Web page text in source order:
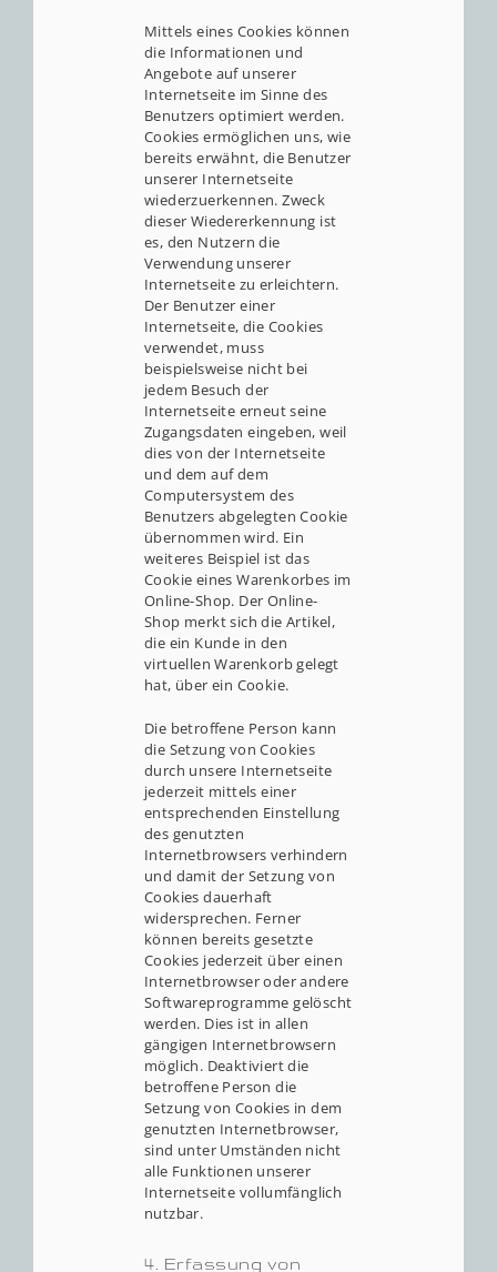
Mittels eines Cookies können
die Informationen und
Angebote auf unserer
Internetseite im Sinne des
Benutzers optimiert werden.
Cookies ermöglichen uns, wie
bereits erwähnt, die Benutzer
unserer Internetseite
wiederzuerkennen. Zweck
dieser Wiedererkennung ist
es, den Nutzern die
Verwendung unserer
Internetseite zu erleichtern.
Der Benutzer einer
Internetseite, die Cookies
verwendet, muss
beispielsweise nicht bei
jedem Besuch der
Internetseite erneut seine
Zugangsdaten eingeben, weil
dies von der Internetseite
und dem auf dem
Computersystem des
Benutzers abgelegten Cookie
übernommen wird. Ein
weiteres Beispiel ist das
Cookie eines Warenkorbes im
Online-Shop. Der Online-
Shop merkt sich die Artikel,
die ein Kunde in den
virtuellen Warenkorb gelegt
hat, über ein Cookie.
Die betroffene Person kann
die Setzung von Cookies
durch unsere Internetseite
jederzeit mittels einer
entsprechenden Einstellung
des genutzten
Internetbrowsers verhindern
und damit der Setzung von
Cookies dauerhaft
widersprechen. Ferner
können bereits gesetzte
Cookies jederzeit über einen
Internetbrowser oder andere
Softwareprogramme gelöscht
werden. Dies ist in allen
gängigen Internetbrowsern
möglich. Deaktiviert die
betroffene Person die
Setzung von Cookies in dem
genutzten Internetbrowser,
sind unter Umständen nicht
alle Funktionen unserer
Internetseite vollumfänglich
nutzbar.
4. Erfassung von